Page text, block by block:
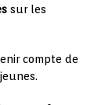
sur les
compte de